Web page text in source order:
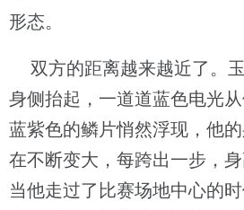
形态。
双方的距离越来越近了。
身侧抬起，一道道蓝色电光
蓝紫色的鳞片悄然浮现，他
在不断变大，每跨出一步，身
当他走过了比赛场地中心的